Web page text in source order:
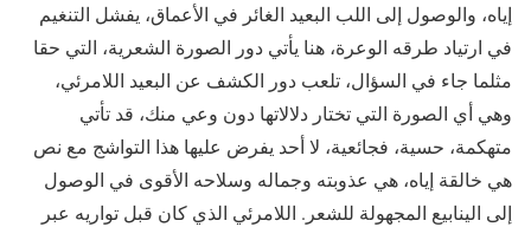
إياه، والوصول إلى اللب البعيد الغائر في الأعماق، يفشل التنغيم
في ارتياد طرقه الوعرة، هنا يأتي دور الصورة الشعرية، التي حقا
مثلما جاء في السؤال، تلعب دور الكشف عن البعيد اللامرئي،
وهي أي الصورة التي تختار دلالاتها دون وعي منك، قد تأتي
متهكمة، حسية، فجائعية، لا أحد يفرض عليها هذا التواشج مع نص
هي خالقة إياه، هي عذوبته وجماله وسلاحه الأقوى في الوصول
إلى الينابيع المجهولة للشعر. اللامرئي الذي كان قبل تواريه عبر